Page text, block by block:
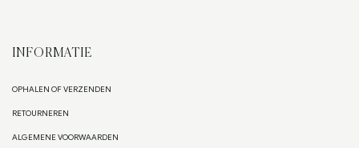
INFORMATIE
OPHALEN OF VERZENDEN
RETOURNEREN
ALGEMENE VOORWAARDEN